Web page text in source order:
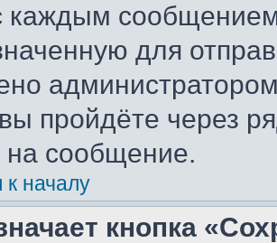
каждым сообщением
для
пройдёте через
сообщение.
к началу
кнопка